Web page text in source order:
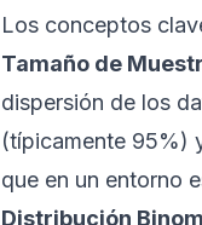
Los conceptos
Tamaño de
dispersión de los
(típicamente 95%)
que en un entorno
Distribución